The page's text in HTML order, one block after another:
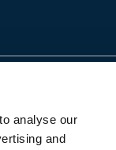
analyse our
and